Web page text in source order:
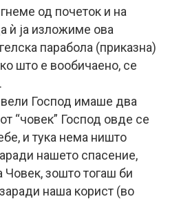
од почеток и на
ѝ ја изложиме ова
парабола (приказна)
што е вообичаено, се
Господ имаше два
“човек” Господ овде се
и тука нема ништо
нашето спасение,
Човек, зошто тогаш би
наша корист (во